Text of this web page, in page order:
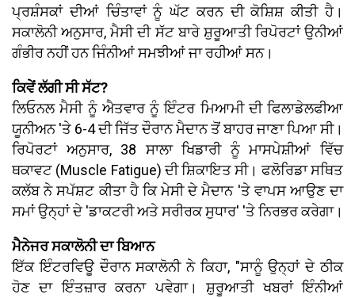
ਪ੍ਰਸ਼ੰਸਕਾਂ ਦੀਆਂ ਚਿੰਤਾਵਾਂ ਨੂੰ ਘੱਟ ਕਰਨ ਦੀ ਕੋਸ਼ਿਸ਼ ਕੀਤੀ ਹੈ।
ਸਕਾਲੋਨੀ ਅਨੁਸਾਰ, ਮੈਸੀ ਦੀ ਸੱਟ ਬਾਰੇ ਸ਼ੁਰੂਆਤੀ ਰਿਪੋਰਟਾਂ ਉਨੀਆਂ
ਗੰਭੀਰ ਨਹੀਂ ਹਨ ਜਿੰਨੀਆਂ ਸਮਝੀਆਂ ਜਾ ਰਹੀਆਂ ਸਨ।
ਕਿਵੇਂ ਲੱਗੀ ਸੀ ਸੱਟ?
ਲਿਓਨਲ ਮੈਸੀ ਨੂੰ ਐਤਵਾਰ ਨੂੰ ਇੰਟਰ ਮਿਆਮੀ ਦੀ ਫਿਲਾਡੇਲਫੀਆ
ਯੂਨੀਅਨ 'ਤੇ 6-4 ਦੀ ਜਿੱਤ ਦੌਰਾਨ ਮੈਦਾਨ ਤੋਂ ਬਾਹਰ ਜਾਣਾ ਪਿਆ ਸੀ।
ਰਿਪੋਰਟਾਂ ਅਨੁਸਾਰ, 38 ਸਾਲਾ ਖਿਡਾਰੀ ਨੂੰ ਮਾਸਪੇਸ਼ੀਆਂ ਵਿੱਚ
ਥਕਾਵਟ (Muscle Fatigue) ਦੀ ਸ਼ਿਕਾਇਤ ਸੀ। ਫਲੋਰਿਡਾ ਸਥਿਤ
ਕਲੱਬ ਨੇ ਸਪੱਸ਼ਟ ਕੀਤਾ ਹੈ ਕਿ ਮੇਸੀ ਦੇ ਮੈਦਾਨ 'ਤੇ ਵਾਪਸ ਆਉਣ ਦਾ
ਸਮਾਂ ਉਨ੍ਹਾਂ ਦੇ 'ਡਾਕਟਰੀ ਅਤੇ ਸਰੀਰਕ ਸੁਧਾਰ' 'ਤੇ ਨਿਰਭਰ ਕਰੇਗਾ।
ਮੈਨੇਜਰ ਸਕਾਲੋਨੀ ਦਾ ਬਿਆਨ
ਇੱਕ ਇੰਟਰਵਿਊ ਦੌਰਾਨ ਸਕਾਲੋਨੀ ਨੇ ਕਿਹਾ, "ਸਾਨੂੰ ਉਨ੍ਹਾਂ ਦੇ ਠੀਕ
ਹੋਣ ਦਾ ਇੰਤਜ਼ਾਰ ਕਰਨਾ ਪਵੇਗਾ। ਸ਼ੁਰੂਆਤੀ ਖਬਰਾਂ ਇੰਨੀਆਂ